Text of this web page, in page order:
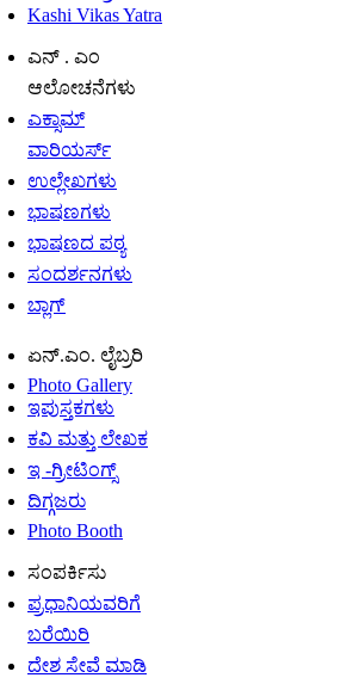
Kashi Vikas Yatra
ಎನ್ . ಎಂ
ಆಲೋಚನೆಗಳು
ಎಕ್ಸಾಮ್
ವಾರಿಯರ್ಸ್
ಉಲ್ಲೇಖಗಳು
ಭಾಷಣಗಳು
ಭಾಷಣದ ಪಠ್ಯ
ಸಂದರ್ಶನಗಳು
ಬ್ಲಾಗ್
ಏನ್.ಎಂ. ಲೈಬ್ರರಿ
Photo Gallery
ಇಪುಸ್ತಕಗಳು
ಕವಿ ಮತ್ತು ಲೇಖಕ
ಇ -ಗ್ರೀಟಿಂಗ್ಸ್
ದಿಗ್ಗಜರು
Photo Booth
ಸಂಪರ್ಕಿಸು
ಪ್ರಧಾನಿಯವರಿಗೆ
ಬರೆಯಿರಿ
ದೇಶ ಸೇವೆ ಮಾಡಿ